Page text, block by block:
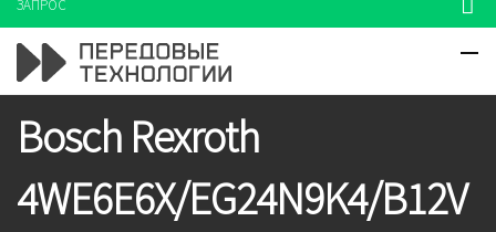
ЗАПРОС
Bosch Rexroth
4WE6E6X/EG24N9K4/B12V